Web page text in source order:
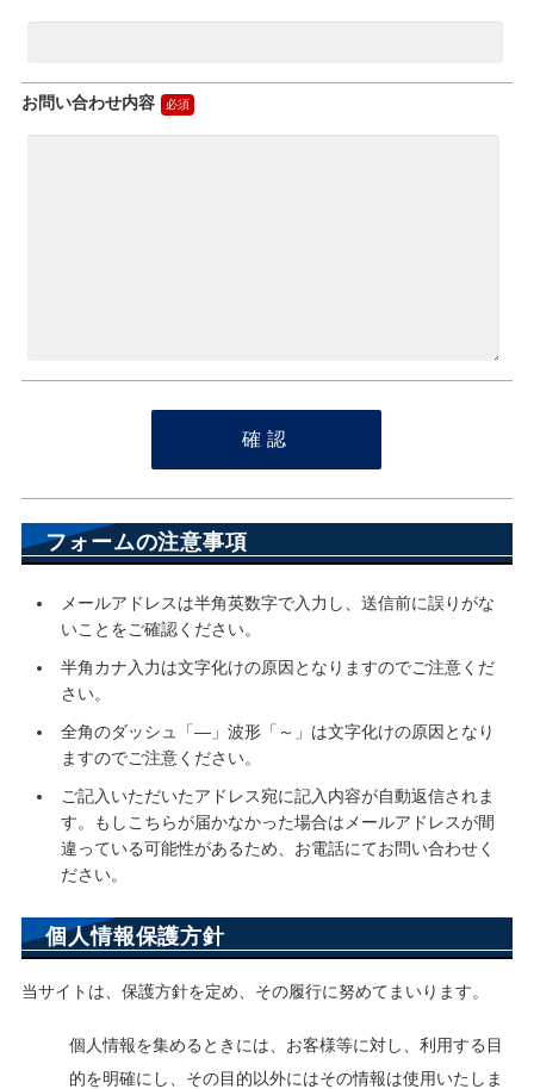
お問い合わせ内容
フォームの注意事項
メールアドレスは半角英数字で入力し、送信前に誤りがな
いことをご確認ください。
半角カナ入力は文字化けの原因となりますのでご注意くだ
さい。
全角のダッシュ「―」波形「～」は文字化けの原因となり
ますのでご注意ください。
ご記入いただいたアドレス宛に記入内容が自動返信されま
す。もしこちらが届かなかった場合はメールアドレスが間
違っている可能性があるため、お電話にてお問い合わせく
ださい。
個人情報保護方針
当サイトは、保護方針を定め、その履行に努めてまいります。
個人情報を集めるときには、お客様等に対し、利用する目
的を明確にし、その目的以外にはその情報は使用いたしま